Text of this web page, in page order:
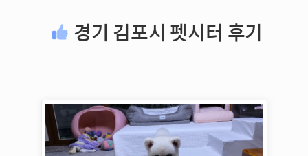
경기 김포시 펫시터 후기